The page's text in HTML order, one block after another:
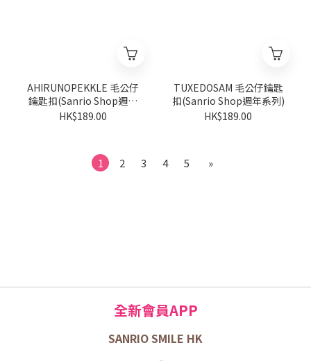
AHIRUNOPEKKLE 毛公仔
鑰匙扣(Sanrio Shop週年
系列)
HK$189.00
TUXEDOSAM 毛公仔鑰匙
扣(Sanrio Shop週年系列)
HK$189.00
1 2 3 4 5 »
全新會員APP
SANRIO SMILE HK